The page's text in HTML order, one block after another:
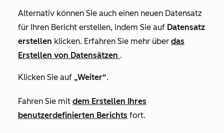
Alternativ können Sie auch einen neuen Datensatz
für Ihren Bericht erstellen, indem Sie auf Datensatz
erstellen klicken. Erfahren Sie mehr über das
Erstellen von Datensätzen .
Klicken Sie auf „Weiter“.
Fahren Sie mit dem Erstellen Ihres
benutzerdefinierten Berichts fort.